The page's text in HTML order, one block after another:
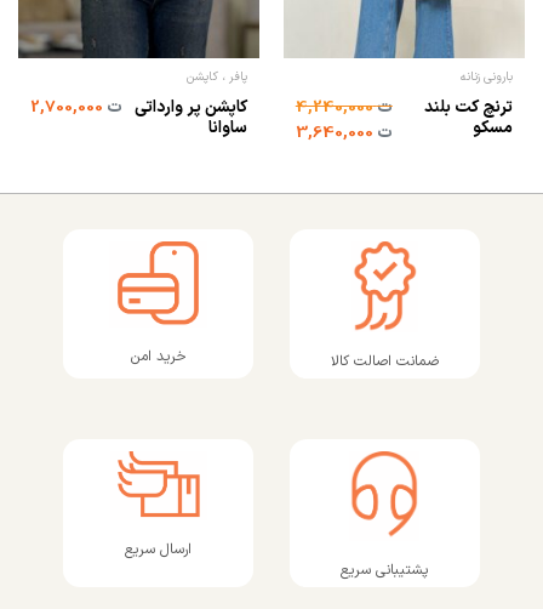
بارونی زنانه
ترنچ کت بلند
مسکو
ت4,240,000
ت3,640,000
پافر ، کاپشن
کاپشن پر وارداتی
ساوانا
ت2,700,000
ضمانت اصالت کالا خرید امن
پشتیبانی سریع
ارسال سریع